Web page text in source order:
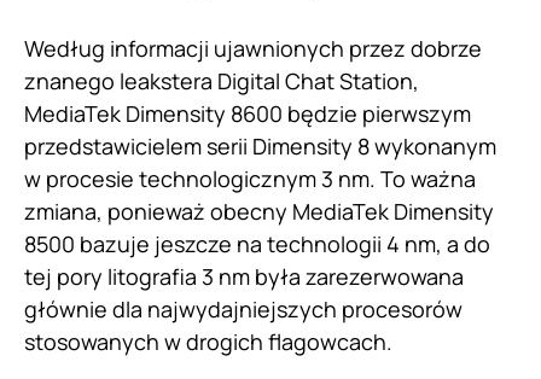
Według informacji ujawnionych przez dobrze
znanego leakstera Digital Chat Station,
MediaTek Dimensity 8600 będzie pierwszym
przedstawicielem serii Dimensity 8 wykonanym
w procesie technologicznym 3 nm. To ważna
zmiana, ponieważ obecny MediaTek Dimensity
8500 bazuje jeszcze na technologii 4 nm, a do
tej pory litografia 3 nm była zarezerwowana
głównie dla najwydajniejszych procesorów
stosowanych w drogich flagowcach.